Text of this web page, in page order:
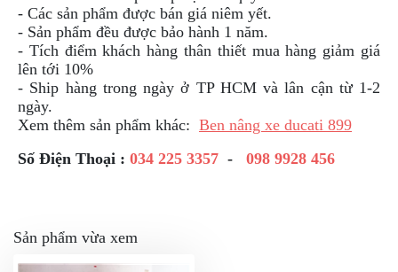
- Các sản phẩm được bán giá niêm yết.
- Sản phẩm đều được bảo hành 1 năm.
- Tích điểm khách hàng thân thiết mua hàng giảm giá
lên tới 10%
- Ship hàng trong ngày ở TP HCM và lân cận từ 1-2
ngày.
Xem thêm sản phẩm khác: Ben nâng xe ducati 899
Số Điện Thoại : 034 225 3357 - 098 9928 456
Sản phẩm vừa xem